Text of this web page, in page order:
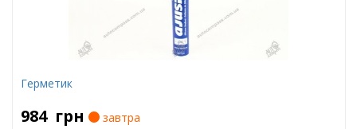
Герметик
984 грн
завтра